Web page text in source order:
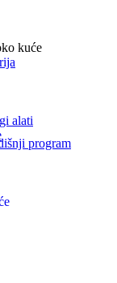
kuće
alati
program